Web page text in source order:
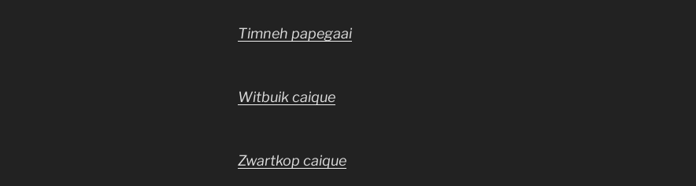
Timneh papegaai
Witbuik caique
Zwartkop caique